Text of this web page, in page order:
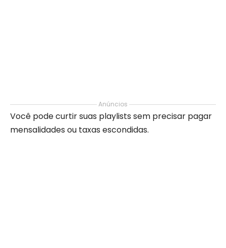
Anúncios
Você pode curtir suas playlists sem precisar pagar
mensalidades ou taxas escondidas.